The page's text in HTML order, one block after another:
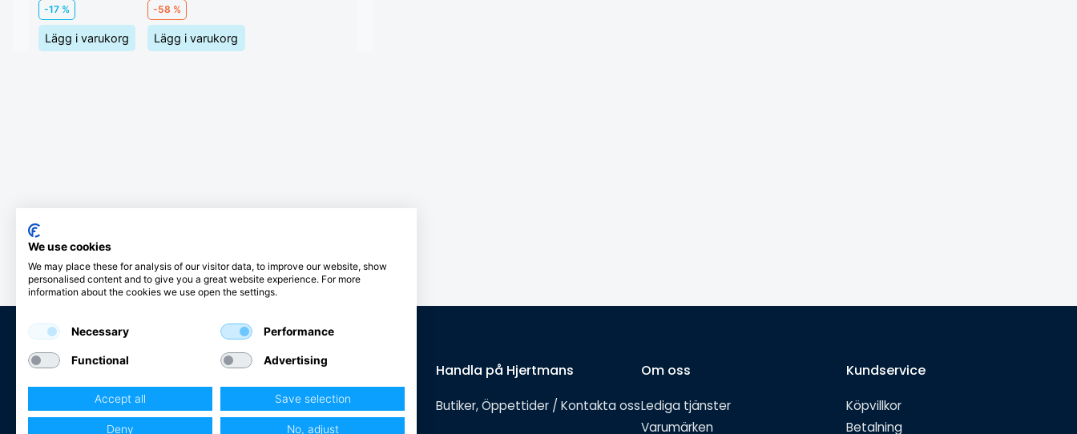
-17 %
Lägg i varukorg
-58 %
Lägg i varukorg
Club Hjertmans
Logga in
Handla på Hjertmans
Butiker, Öppettider / Kontakta oss
Om oss
Lediga tjänster
Varumärken
Kundservice
Köpvillkor
Betalning
We use cookies
We may place these for analysis of our visitor data, to improve our website, show
personalised content and to give you a great website experience. For more
information about the cookies we use open the settings.
Necessary Performance
Functional Advertising
Accept all Save selection
Deny No, adjust